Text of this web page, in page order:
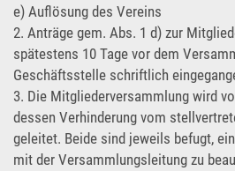
e) Auflösung des Vereins
2. Anträge gem. Abs. 1 d) zur
spätestens 10 Tage vor dem
Geschäftsstelle schriftlich
3. Die Mitgliederversammlung wird
dessen Verhinderung vom
geleitet. Beide sind jeweils befugt,
mit der Versammlungsleitung zu